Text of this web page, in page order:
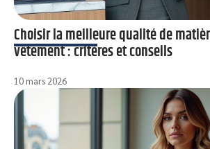
Choisir la meilleure qualité de
vêtement : critères et conseils
10 mars 2026